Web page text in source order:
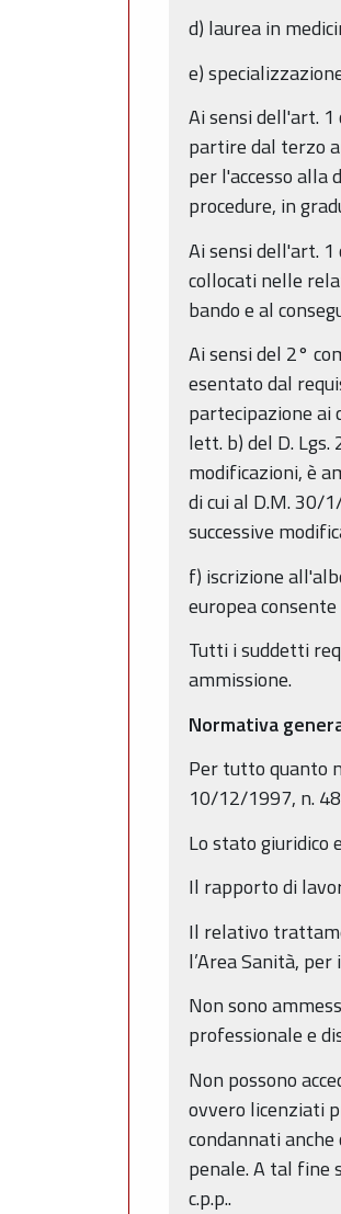
d) laurea in
e)
Ai sensi dell'art.
partire dal terzo
per l'accesso alla
procedure, in
Ai sensi dell'art.
collocati nelle
bando e al
Ai sensi del 2°
esentato dal
partecipazione ai
lett. b) del D.
modificazioni, è
di cui al D.M. 30/
successive
f) iscrizione
europea
Tutti i suddetti
ammissione.
Normativa
Per tutto quanto
10/12/1997, n.
Lo stato giuridico
Il rapporto di
Il relativo
l’Area Sanità,
Non sono
professionale e
Non possono
ovvero licenziati
condannati
penale. A tal fine
c.p.p..